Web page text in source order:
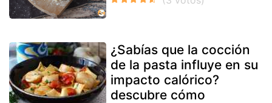
¿Sabías que la cocción
de la pasta influye en su
impacto calórico?
descubre cómo